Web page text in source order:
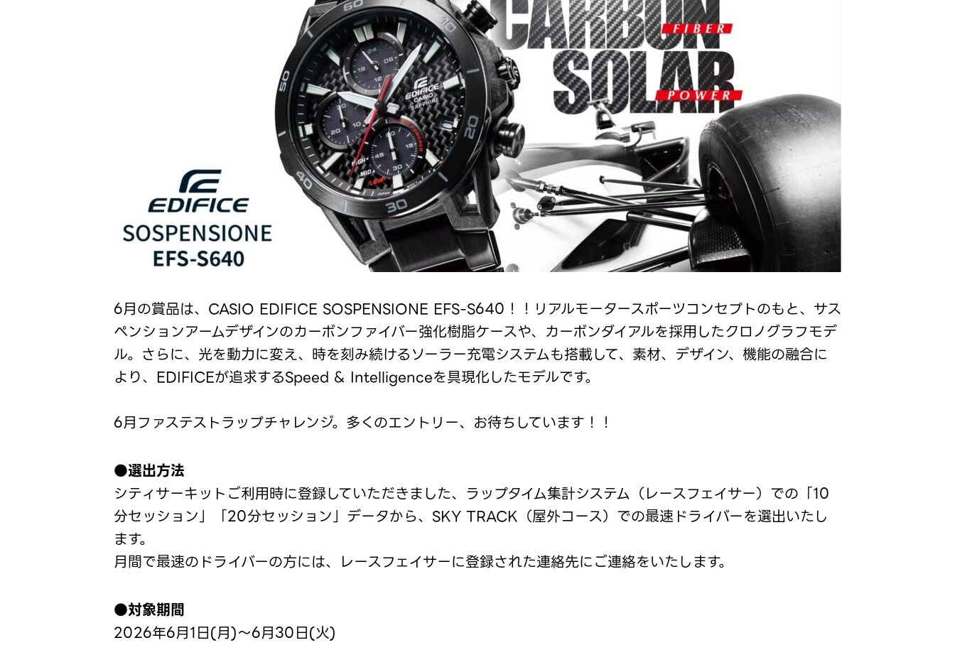
6月の賞品は、CASIO EDIFICE SOSPENSIONE EFS-S640！！リアルモータースポーツコンセプトのもと、サス
ペンションアームデザインのカーボンファイバー強化樹脂ケースや、カーボンダイアルを採用したクロノグラフモデ
ル。さらに、光を動力に変え、時を刻み続けるソーラー充電システムも搭載して、素材、デザイン、機能の融合に
より、EDIFICEが追求するSpeed & Intelligenceを具現化したモデルです。
6月ファステストラップチャレンジ。多くのエントリー、お待ちしています！！
●選出方法
シティサーキットご利用時に登録していただきました、ラップタイム集計システム（レースフェイサー）での「10
分セッション」「20分セッション」データから、SKY TRACK（屋外コース）での最速ドライバーを選出いたし
ます。
月間で最速のドライバーの方には、レースフェイサーに登録された連絡先にご連絡をいたします。
●対象期間
2026年6月1日(月)～6月30日(火)